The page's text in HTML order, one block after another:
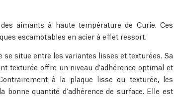
aimants à haute température de Curie. Ces
escamotables en acier à effet ressort.
situe entre les variantes lisses et texturées. Sa
texturée offre un niveau d'adhérence optimal et
à la plaque lisse ou texturée, les
bonne quantité d'adhérence de surface. Elle est